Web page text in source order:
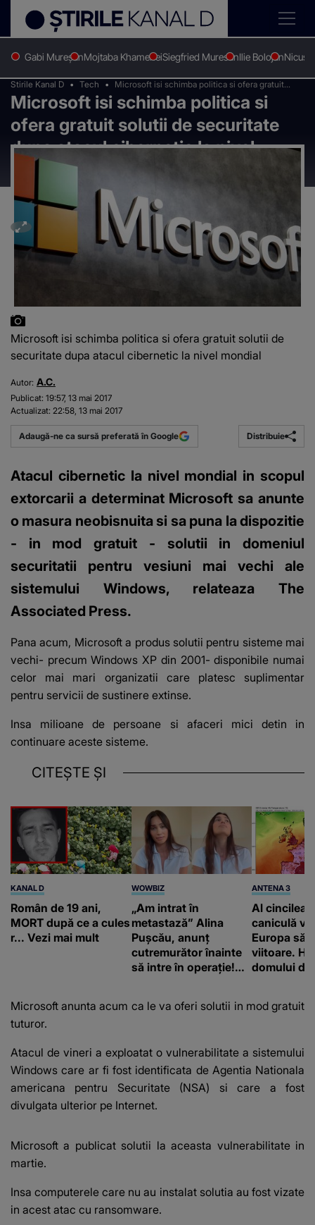
Gabi MureșanMojtaba KhameneiSiegfried MuresanIlie Bolojan
Stirile Kanal D Tech
Microsoft isi schimba politica si ofera gratuit
solutii de securitate dupa atacul cibernetic la
nivel mondial
Microsoft isi schimba politica si
ofera gratuit solutii de securitate
dupa atacul cibernetic la nivel
mondial
Microsoft isi schimba politica si ofera gratuit solutii de
securitate dupa atacul cibernetic la nivel mondial
Autor: A.C.
Publicat: 19:57, 13 mai 2017
Actualizat: 22:58, 13 mai 2017
Adaugă-ne ca sursă preferată în Google Distribuie
Atacul cibernetic la nivel mondial in scopul
extorcarii a determinat Microsoft sa anunte
o masura neobisnuita si sa puna la dispozitie
- in mod gratuit - solutii in domeniul
securitatii pentru vesiuni mai vechi ale
sistemului Windows, relateaza The
Associated Press.
Pana acum, Microsoft a produs solutii pentru sisteme mai
vechi- precum Windows XP din 2001- disponibile numai
celor mai mari organizatii care platesc suplimentar
pentru servicii de sustinere extinse.
Insa milioane de persoane si afaceri mici detin in
continuare aceste sisteme.
CITEȘTE ȘI
KANAL D
Român de 19 ani,
MORT după ce a cules
r... Vezi mai mult
WOWBIZ
„Am intrat în
metastază” Alina
Pușcău, anunț
cutremurător înainte
să intre în operație!
fanilor
ANTENA 3
Al cincilea
caniculă
Europa
viitoare.
domului de
Microsoft anunta acum ca le va oferi solutii in mod gratuit
tuturor.
Atacul de vineri a exploatat o vulnerabilitate a sistemului
Windows care ar fi fost identificata de Agentia Nationala
americana pentru Securitate (NSA) si care a fost
divulgata ulterior pe Internet.
Microsoft a publicat solutii la aceasta vulnerabilitate in
martie.
Insa computerele care nu au instalat solutia au fost vizate
in acest atac cu ransomware.